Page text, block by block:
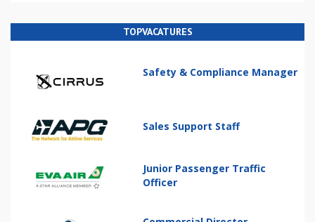
TOPVACATURES
Safety & Compliance Manager
Sales Support Staff
Junior Passenger Traffic
Officer